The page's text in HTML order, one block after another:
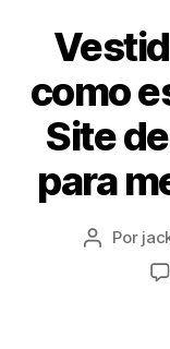
como
Site
para
Autor
Por